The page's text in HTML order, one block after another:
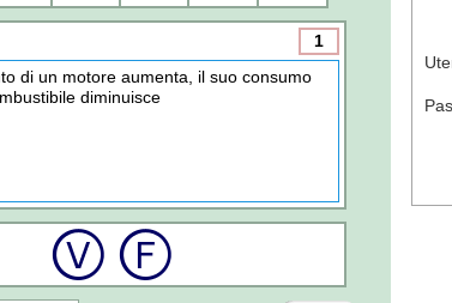
1
di un motore aumenta, il suo consumo
diminuisce